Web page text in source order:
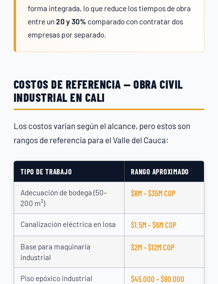
forma integrada, lo que reduce los tiempos de obra
entre un20 y 30% comparado con contratar dos
empresas por separado.
COSTOS DE REFERENCIA — OBRA CIVIL
INDUSTRIAL EN CALI
Los costos varían según el alcance, pero estos son
rangos de referencia para el Valle del Cauca:
TIPO DE TRABAJO RANGO APROXIMADO
Adecuación de bodega (50–
200 m²)
$8M – $35M COP
Canalización eléctrica en losa $1.5M – $6M COP
Base para maquinaria
industrial
$2M – $12M COP
Piso epóxico industrial $45.000 – $90.000